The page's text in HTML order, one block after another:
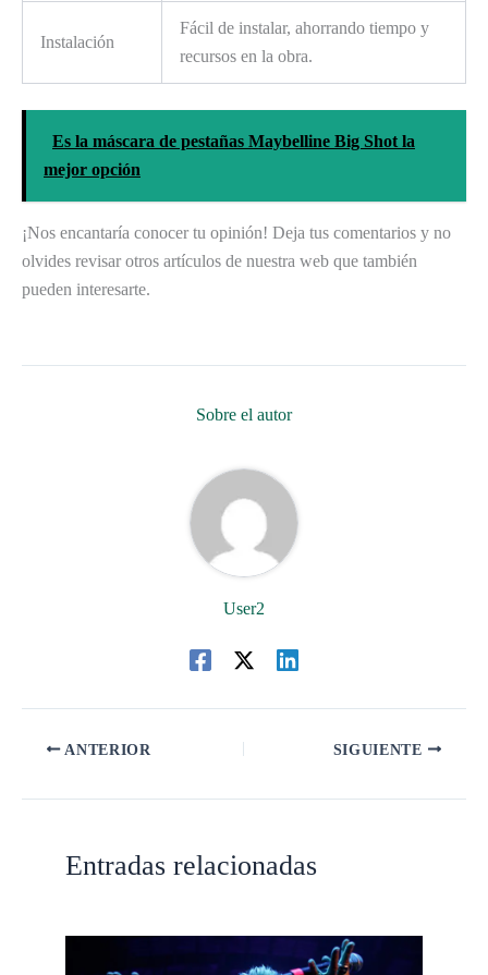
Instalación
Fácil de instalar, ahorrando tiempo y
recursos en la obra.
Es la máscara de pestañas Maybelline Big Shot la
mejor opción
¡Nos encantaría conocer tu opinión! Deja tus comentarios y no
olvides revisar otros artículos de nuestra web que también
pueden interesarte.
Sobre el autor
User2
ANTERIOR SIGUIENTE
Entradas relacionadas